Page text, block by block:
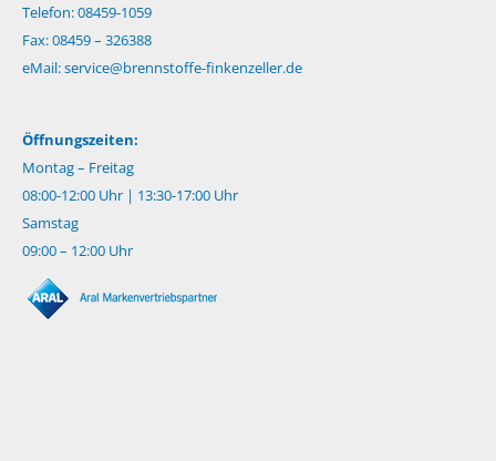
Telefon: 08459-1059
Fax: 08459 – 326388
eMail:service@brennstoffe-finkenzeller.de
Öffnungszeiten:
Montag – Freitag
08:00-12:00 Uhr | 13:30-17:00 Uhr
Samstag
09:00 – 12:00 Uhr